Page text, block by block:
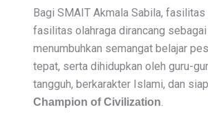
Bagi SMAIT Akmala Sabila,
fasilitas olahraga dirancang
menumbuhkan semangat belajar
tepat, serta dihidupkan oleh guru-
tangguh, berkarakter Islami, dan
Champion of Civilization.